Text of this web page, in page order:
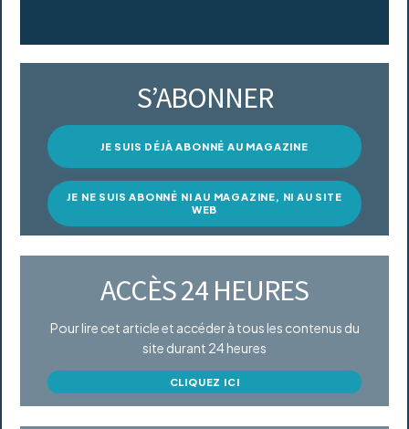
S’ABONNER
JE SUIS DÉJÀ ABONNÉ AU MAGAZINE
JE NE SUIS ABONNÉ NI AU MAGAZINE, NI AU SITE
WEB
ACCÈS 24 HEURES
Pour lire cet article et accéder à tous les contenus du
site durant 24 heures
CLIQUEZ ICI